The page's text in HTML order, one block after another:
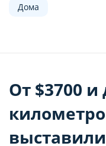
Дома
От $3700 и